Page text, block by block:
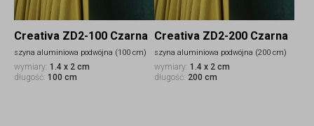
Creativa ZD2-100 Czarna
szyna aluminiowa podwójna (100 cm)
wymiary: 1.4 x 2 cm
długość: 100 cm
Creativa ZD2-200 Czarna
szyna aluminiowa podwójna (200 cm)
wymiary: 1.4 x 2 cm
długość: 200 cm